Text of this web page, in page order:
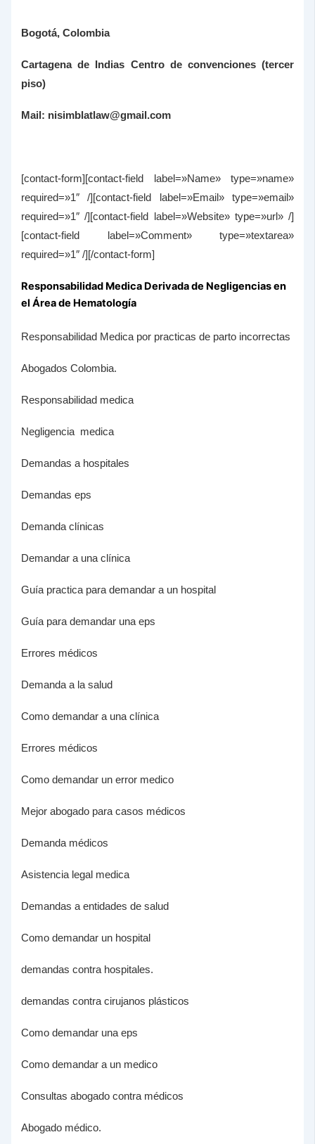
Bogotá, Colombia
Cartagena de Indias Centro de convenciones (tercer
piso)
Mail: nisimblatlaw@gmail.com
[contact-form][contact-field label=»Name» type=»name»
required=»1″ /][contact-field label=»Email» type=»email»
required=»1″ /][contact-field label=»Website» type=»url» /]
[contact-field label=»Comment» type=»textarea»
required=»1″ /][/contact-form]
Responsabilidad Medica Derivada de Negligencias en
el Área de Hematología
Responsabilidad Medica por practicas de parto incorrectas
Abogados Colombia.
Responsabilidad medica
Negligencia medica
Demandas a hospitales
Demandas eps
Demanda clínicas
Demandar a una clínica
Guía practica para demandar a un hospital
Guía para demandar una eps
Errores médicos
Demanda a la salud
Como demandar a una clínica
Errores médicos
Como demandar un error medico
Mejor abogado para casos médicos
Demanda médicos
Asistencia legal medica
Demandas a entidades de salud
Como demandar un hospital
demandas contra hospitales.
demandas contra cirujanos plásticos
Como demandar una eps
Como demandar a un medico
Consultas abogado contra médicos
Abogado médico.